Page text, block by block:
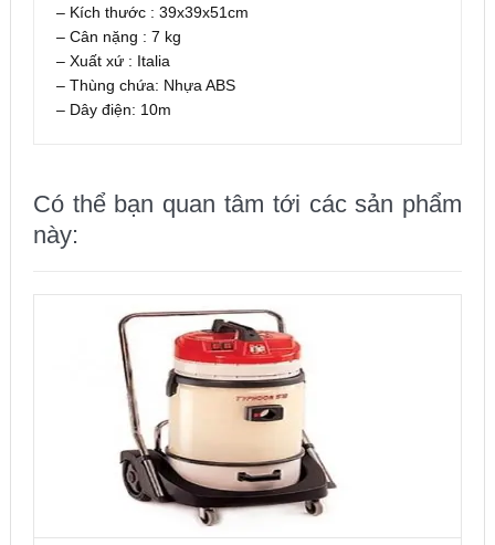
– Kích thước : 39x39x51cm
– Cân nặng : 7 kg
– Xuất xứ : Italia
– Thùng chứa: Nhựa ABS
– Dây điện: 10m
Có thể bạn quan tâm tới các sản phẩm
này: